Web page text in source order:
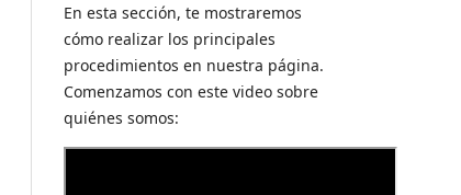
En esta sección, te mostraremos
cómo realizar los principales
procedimientos en nuestra página.
Comenzamos con este video sobre
quiénes somos: